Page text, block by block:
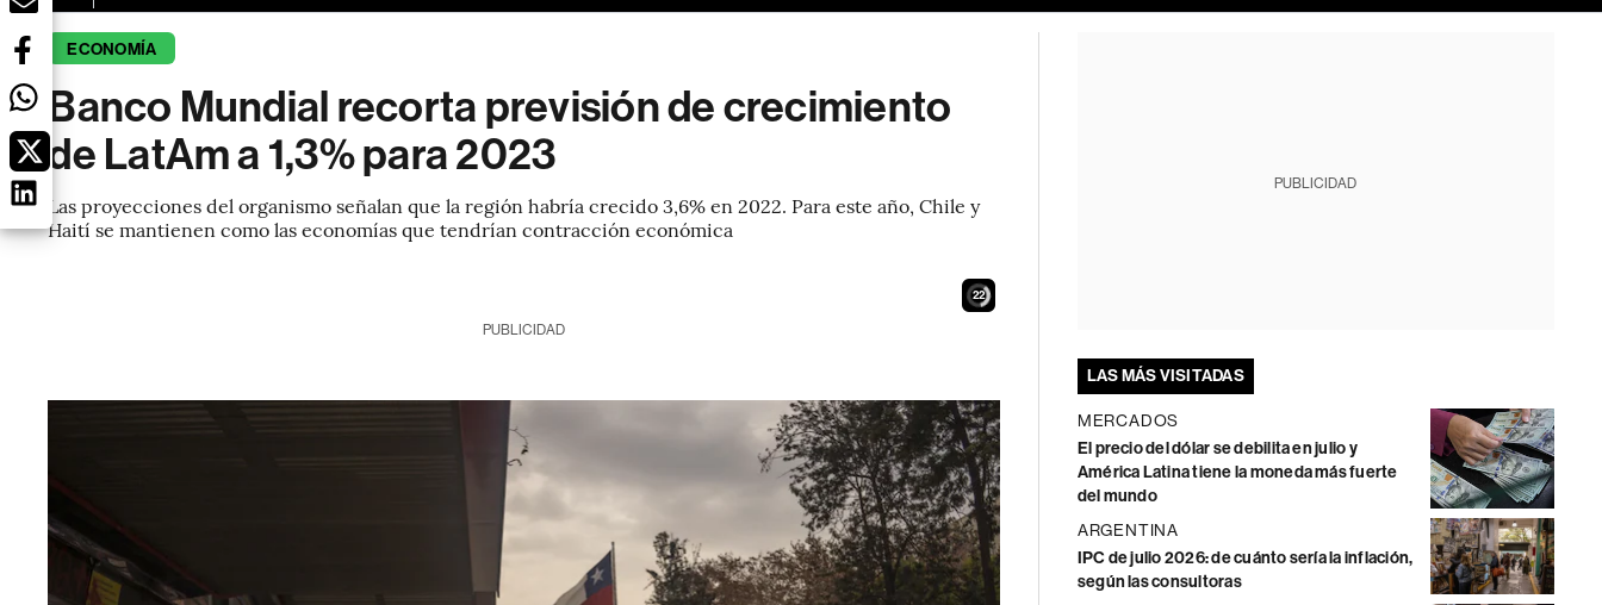
ECONOMÍA
Banco Mundial recorta previsión de crecimiento
de LatAm a 1,3% para 2023
Las proyecciones del organismo señalan que la región habría crecido 3,6% en 2022. Para este año, Chile y
Haití se mantienen como las economías que tendrían contracción económica
21
PUBLICIDAD
PUBLICIDAD
LAS MÁS VISITADAS
MERCADOS
El precio del dólar se debilita en julio y
América Latina tiene la moneda más fuerte
del mundo
ARGENTINA
IPC de julio 2026: de cuánto sería la inflación,
según las consultoras